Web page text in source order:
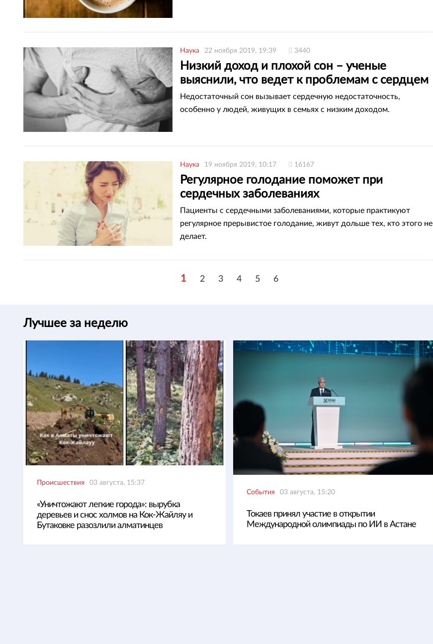
Наука 22 ноября 2019, 19:39 3440
Низкий доход и плохой сон – ученые
выяснили, что ведет к проблемам с сердцем
Недостаточный сон вызывает сердечную недостаточность,
особенно у людей, живущих в семьях с низким доходом.
Наука 19 ноября 2019, 10:17 16167
Регулярное голодание поможет при
сердечных заболеваниях
Пациенты с сердечными заболеваниями, которые практикуют
регулярное прерывистое голодание, живут дольше тех, кто этого не
делает.
1 2 3 4 5 6
Лучшее за неделю
Происшествия 03 августа, 15:37
«Уничтожают легкие города»: вырубка
деревьев и снос холмов на Кок-Жайляу и
Бутаковке разозлили алматинцев
События 03 августа, 15:20
Токаев принял участие в открытии
Международной олимпиады по ИИ в Астане